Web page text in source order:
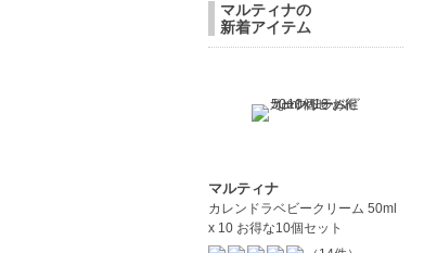
マルティナの
新着アイテム
マルティナ
カレンドラベビークリーム 50ml
x 10 お得な10個セット